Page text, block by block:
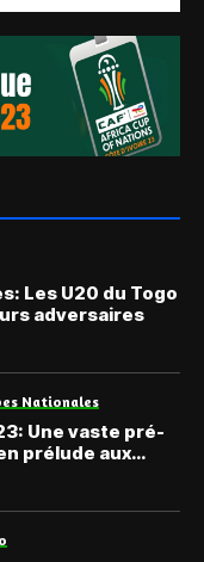
Les U20 du Togo
adversaires
Nationales
Une vaste pré-
prélude aux